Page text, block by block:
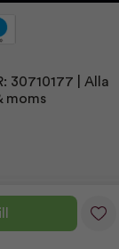
30710177
| Alla
moms